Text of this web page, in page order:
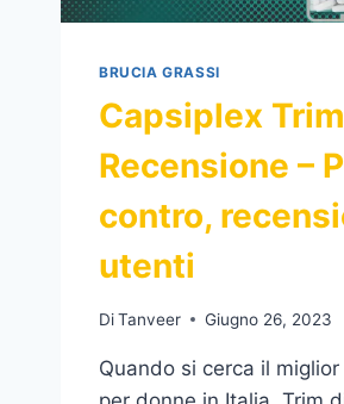
BRUCIA GRASSI
Capsiplex Trim
Recensione –
contro,
utenti
DiTanveer Giugno 26, 2023
Quando si cerca il